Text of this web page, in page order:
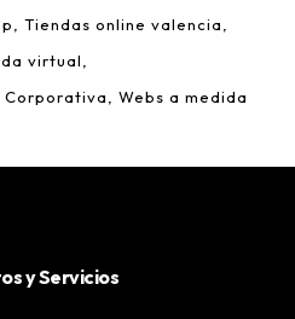
Tiendas online valencia
virtual
Corporativa Webs a medida
y Servicios